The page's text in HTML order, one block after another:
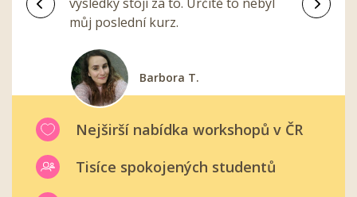
Předchozí Další
můj poslední kurz.
Barbora T.
Eliška A.
Pavel K.
Miroslav S.
Zuzka N.
Nejširší nabídka workshopů v ČR
Tisíce spokojených studentů